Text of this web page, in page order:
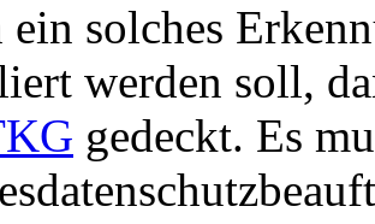
ein solches
werden soll,
gedeckt. Es